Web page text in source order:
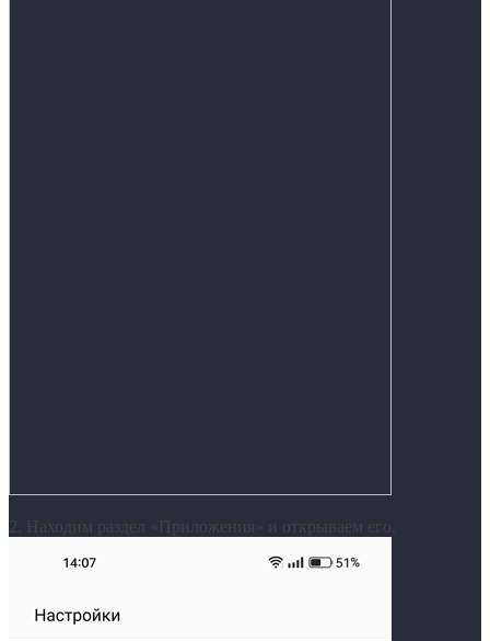
2. Находим раздел «Приложения» и открываем его.